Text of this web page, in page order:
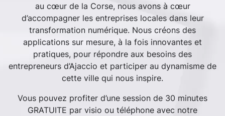
au cœur de la Corse, nous avons à cœur
d’accompagner les entreprises locales dans leur
transformation numérique. Nous créons des
applications sur mesure, à la fois innovantes et
pratiques, pour répondre aux besoins des
entrepreneurs d’Ajaccio et participer au dynamisme de
cette ville qui nous inspire.
Vous pouvez profiter d’une session de 30 minutes
GRATUITE par visio ou téléphone avec notre